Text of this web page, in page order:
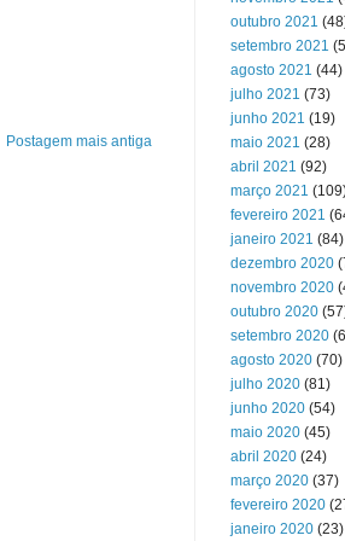
Postagem mais antiga
outubro 2021
setembro 2021
agosto 2021 (44)
julho 2021 (73)
junho 2021 (19)
maio 2021 (28)
abril 2021 (92)
março 2021
fevereiro 2021
janeiro 2021 (84)
dezembro 2020
novembro 2020
outubro 2020
setembro 2020
agosto 2020 (70)
julho 2020 (81)
junho 2020 (54)
maio 2020 (45)
abril 2020 (24)
março 2020 (37)
fevereiro 2020
janeiro 2020 (23)